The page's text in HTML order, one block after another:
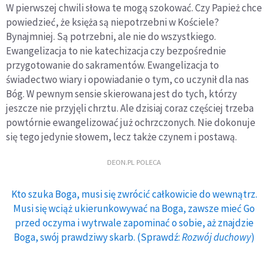
W pierwszej chwili słowa te mogą szokować. Czy Papież chce
powiedzieć, że księża są niepotrzebni w Kościele?
Bynajmniej. Są potrzebni, ale nie do wszystkiego.
Ewangelizacja to nie katechizacja czy bezpośrednie
przygotowanie do sakramentów. Ewangelizacja to
świadectwo wiary i opowiadanie o tym, co uczynił dla nas
Bóg. W pewnym sensie skierowana jest do tych, którzy
jeszcze nie przyjęli chrztu. Ale dzisiaj coraz częściej trzeba
powtórnie ewangelizować już ochrzczonych. Nie dokonuje
się tego jedynie słowem, lecz także czynem i postawą.
DEON.PL POLECA
Kto szuka Boga, musi się zwrócić całkowicie do wewnątrz.
Musi się wciąż ukierunkowywać na Boga, zawsze mieć Go
przed oczyma i wytrwale zapominać o sobie, aż znajdzie
Boga, swój prawdziwy skarb. (Sprawdź:Rozwój duchowy)